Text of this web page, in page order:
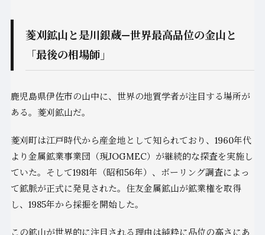
菱刈鉱山と是川銀蔵—世界最高品位の金山と
「最後の相場師」
鹿児島県伊佐市の山中に、世界の地質学者が注目する場所が
ある。菱刈鉱山だ。
菱刈町は江戸時代から産金地として知られており、1960年代
より金属鉱業事業団（現JOGMEC）が継続的な探査を実施し
ていた。そして1981年（昭和56年）、ボーリング調査によっ
て鉱脈が正式に発見された。住友金属鉱山が鉱業権を取得
し、1985年から採掘を開始した。
この鉱山が世界的に注目される理由は純粋に品位の高さにあ